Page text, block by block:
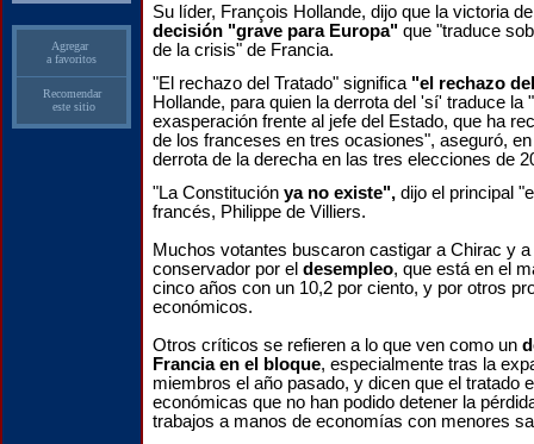
Agregar
a favoritos
Recomendar
este sitio
Su líder, François Hollande, dijo que la victoria
decisión "grave para Europa" que "traduce
de la crisis" de Francia.
"El rechazo del Tratado" significa "el rechazo
Hollande, para quien la derrota del 'sí' traduce la
exasperación frente al jefe del Estado, que ha
de los franceses en tres ocasiones", aseguró,
derrota de la derecha en las tres elecciones de
"La Constitución ya no existe", dijo el principal
francés, Philippe de Villiers.
Muchos votantes buscaron castigar a Chirac y
conservador por el desempleo, que está en el
cinco años con un 10,2 por ciento, y por otros
económicos.
Otros críticos se refieren a lo que ven como un
Francia en el bloque, especialmente tras la
miembros el año pasado, y dicen que el tratado
económicas que no han podido detener la
trabajos a manos de economías con menores